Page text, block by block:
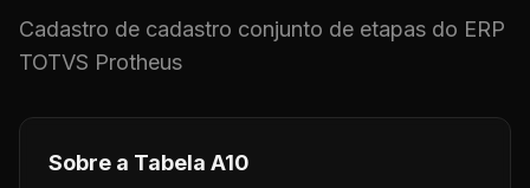
Cadastro de cadastro conjunto de etapas do ERP
TOTVS Protheus
Sobre a Tabela A10